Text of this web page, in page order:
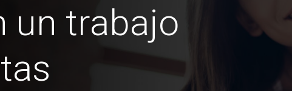
un trabajo